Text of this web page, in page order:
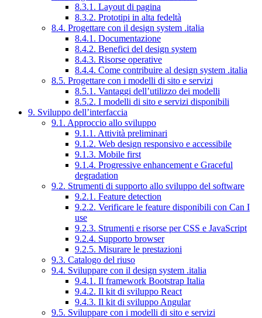
8.3.1. Layout di pagina
8.3.2. Prototipi in alta fedeltà
8.4. Progettare con il design system .italia
8.4.1. Documentazione
8.4.2. Benefici del design system
8.4.3. Risorse operative
8.4.4. Come contribuire al design system .italia
8.5. Progettare con i modelli di sito e servizi
8.5.1. Vantaggi dell’utilizzo dei modelli
8.5.2. I modelli di sito e servizi disponibili
9. Sviluppo dell’interfaccia
9.1. Approccio allo sviluppo
9.1.1. Attività preliminari
9.1.2. Web design responsivo e accessibile
9.1.3. Mobile first
9.1.4. Progressive enhancement e Graceful
degradation
9.2. Strumenti di supporto allo sviluppo del software
9.2.1. Feature detection
9.2.2. Verificare le feature disponibili con Can I
use
9.2.3. Strumenti e risorse per CSS e JavaScript
9.2.4. Supporto browser
9.2.5. Misurare le prestazioni
9.3. Catalogo del riuso
9.4. Sviluppare con il design system .italia
9.4.1. Il framework Bootstrap Italia
9.4.2. Il kit di sviluppo React
9.4.3. Il kit di sviluppo Angular
9.5. Sviluppare con i modelli di sito e servizi